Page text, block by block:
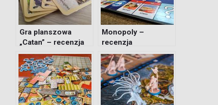
Gra planszowa
„Catan” – recenzja
Monopoly –
recenzja